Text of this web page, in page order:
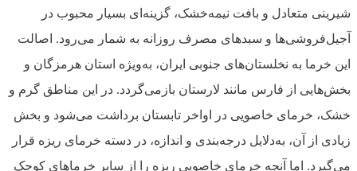
شیرینی متعادل و بافت نیمه‌خشک، گزینه‌ای بسیار محبوب در
آجیل‌فروشی‌ها و سبدهای مصرف روزانه به شمار می‌رود. اصالت
این خرما به نخلستان‌های جنوبی ایران، به‌ویژه استان هرمزگان و
بخش‌هایی از فارس مانند لارستان بازمی‌گردد. در این مناطق گرم و
خشک، خرمای خاصویی در اواخر تابستان برداشت می‌شود و بخش
زیادی از آن، به‌دلایل درجه‌بندی و اندازه، در دسته خرمای ریزه قرار
می‌گیرد. اما آنچه خرمای خاصویی ریزه را از سایر خرماهای کوچک